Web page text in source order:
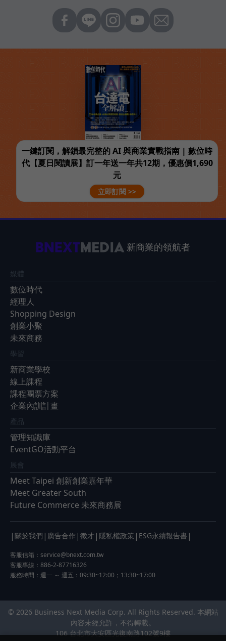
一鍵訂閱，解鎖最完整的 AI 與商業實戰指南 | 數位時
代【夏日閱讀展】訂一年送一年共12期，優惠價1,690
元
立即訂閱 >>
新商業的領航者
媒體
數位時代
經理人
Shopping Design
創業小聚
未來商務
學習
新商業學校
線上課程
課程團票方案
企業內訓計畫
產品
管理知識庫
EventGO活動平台
展會
Meet Taipei 創新創業嘉年華
Meet Greater South
Future Commerce 未來商務展
| 關於我們 | 廣告合作 | 徵才 | 隱私權政策 | ESG永續報告書 |
客服信箱： service@bnext.com.tw
客服專線：886-2-87716326
服務時間：週一 ～ 週五：09:30~12:00；13:30~17:00
© 2026 Business Next Media Corp. All Rights Reserved. 本網站
內容未經允許，不得轉載。
106 台北市大安區光復南路102號9樓